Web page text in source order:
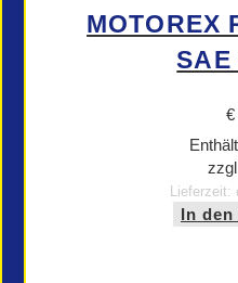
MOTOREX
€
Lieferzeit:
In den